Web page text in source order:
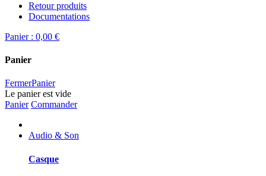
Retour produits
Documentations
Panier : 0,00 €
Panier
FermerPanier
Le panier est vide
Panier Commander
Audio & Son
Casque